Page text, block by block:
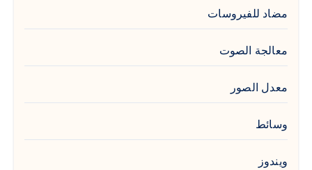
مضاد للفيروسات
معالجة الصوت
معدل الصور
وسائط
ويندوز